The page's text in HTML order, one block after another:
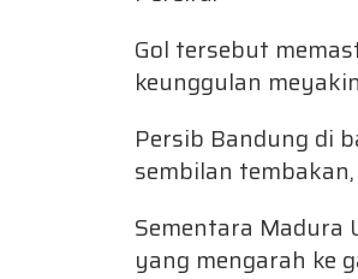
Gol tersebut
keunggulan
Persib Bandung di
sembilan
Sementara Madura
yang mengarah ke